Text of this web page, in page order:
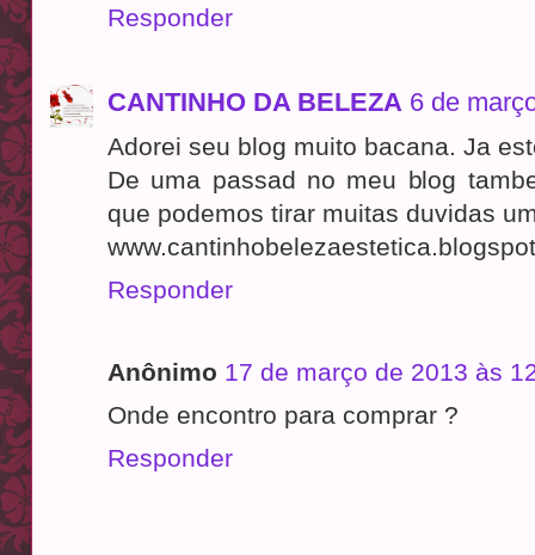
Responder
CANTINHO DA BELEZA 6 de
Adorei seu blog muito bacana. Ja
De uma passad no meu blog
que podemos tirar muitas duvidas
Responder
Anônimo 17 de março de 2013 às
Onde encontro para comprar ?
Responder